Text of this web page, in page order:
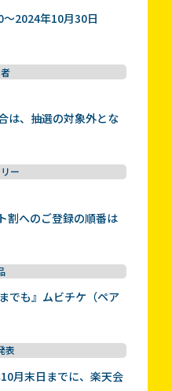
2024年10月30日
は、抽選の対象外とな
ー
割へのご登録の順番は
でも』ムビチケ（ペア
表
月末日までに、楽天会